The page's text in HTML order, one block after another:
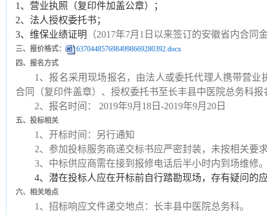
1、营业执照（复印件加盖公章）；
2、法人授权委托书；
3、维保业绩证明
（2017年7月1日以来签订的安徽省内合同
三、报价格式：
6370448576984998669280392.docx
四、报名方式
1、报名采用现场报名，由法人或委托代理人携带营
合同（复印件盖章）、授权委托书至长丰县中医院总务科报
2、报名时间： 2019年9月18日-2019年9月20日
五、投标相关
1、开标时间：另行通知
2、参加投标服务商递交标书应严密封装，未按相关要
3、中标供应商需在接到报修电话后半小时内到场维修
4、潜在投标人应在开标前自行踏勘现场，存有疑问的
六、相关地点
1、招标响应文件递交地点：长丰县中医院总务科。